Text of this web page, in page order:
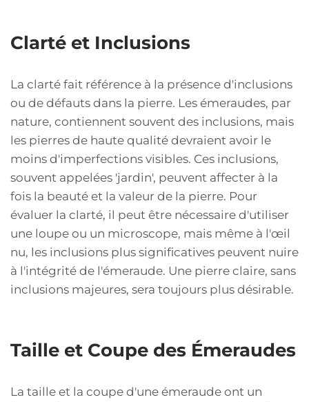
Clarté et Inclusions
La clarté fait référence à la présence d'inclusions
ou de défauts dans la pierre. Les émeraudes, par
nature, contiennent souvent des inclusions, mais
les pierres de haute qualité devraient avoir le
moins d'imperfections visibles. Ces inclusions,
souvent appelées 'jardin', peuvent affecter à la
fois la beauté et la valeur de la pierre. Pour
évaluer la clarté, il peut être nécessaire d'utiliser
une loupe ou un microscope, mais même à l'œil
nu, les inclusions plus significatives peuvent nuire
à l'intégrité de l'émeraude. Une pierre claire, sans
inclusions majeures, sera toujours plus désirable.
Taille et Coupe des Émeraudes
La taille et la coupe d'une émeraude ont un